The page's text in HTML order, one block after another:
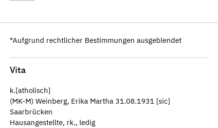
*Aufgrund rechtlicher Bestimmungen ausgeblendet
Vita
k.[atholisch]
(MK-M) Weinberg, Erika Martha 31.08.1931 [sic]
Saarbrücken
Hausangestellte, rk., ledig